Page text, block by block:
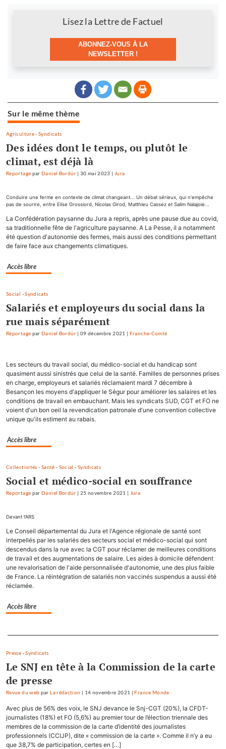
Lisez la Lettre de Factuel
ABONNEZ-VOUS À LA
NEWSLETTER !
Sur le même thème
Agriculture-Syndicats
Des idées dont le temps, ou plutôt le
climat, est déjà là
Reportage parDaniel Bordür | 30 mai 2023 | Jura
Conduire une ferme en contexte de climat changeant... Un débat sérieux, qui n'empêche
pas de sourire, entre Elise Grossiord, Nicolas Girod, Matthieu Cassez et Salim Nalajoie...
La Confédération paysanne du Jura a repris, après une pause due au covid,
sa traditionnelle fête de l'agriculture paysanne. A La Pesse, il a notamment
été question d'autonomie des fermes, mais aussi des conditions permettant
de faire face aux changements climatiques.
Accès libre
Social -Syndicats
Salariés et employeurs du social dans la
rue mais séparément
Reportage parDaniel Bordür | 09 décembre 2021 | Franche-Comté
Les secteurs du travail social, du médico-social et du handicap sont
quasiment aussi sinistrés que celui de la santé. Familles de personnes prises
en charge, employeurs et salariés réclamaient mardi 7 décembre à
Besançon les moyens d'appliquer le Ségur pour améliorer les salaires et les
conditions de travail en embauchant. Mais les syndicats SUD, CGT et FO ne
voient d'un bon oeil la revendication patronale d'une convention collective
unique qu'ils estiment au rabais.
Accès libre
Collectivités - Santé - Social - Syndicats
Social et médico-social en souffrance
Reportage parDaniel Bordür | 25 novembre 2021 | Jura
Devant l'ARS
Le Conseil départemental du Jura et l'Agence régionale de santé sont
interpellés par les salariés des secteurs social et médico-social qui sont
descendus dans la rue avec la CGT pour réclamer de meilleures conditions
de travail et des augmentations de salaire. Les aides à domicile défendent
une revalorisation de l'aide personnalisée d'autonomie, une des plus faible
de France. La réintégration de salariés non vaccinés suspendus a aussi été
réclamée.
Accès libre
Separateur
Presse -Syndicats
Le SNJ en tête à la Commission de la carte
de presse
Revue du web parLa rédaction | 14 novembre 2021 |France Monde
Avec plus de 56% des voix, le SNJ devance le Snj-CGT (20%), la CFDT-
journalistes (18%) et FO (5,6%) au premier tour de l’élection triennale des
membres de la commission de la carte d’identité des journalistes
professionnels (CCIJP), dite « commission de la carte ». Comme il n’y a eu
que 38,7% de participation, certes en […]